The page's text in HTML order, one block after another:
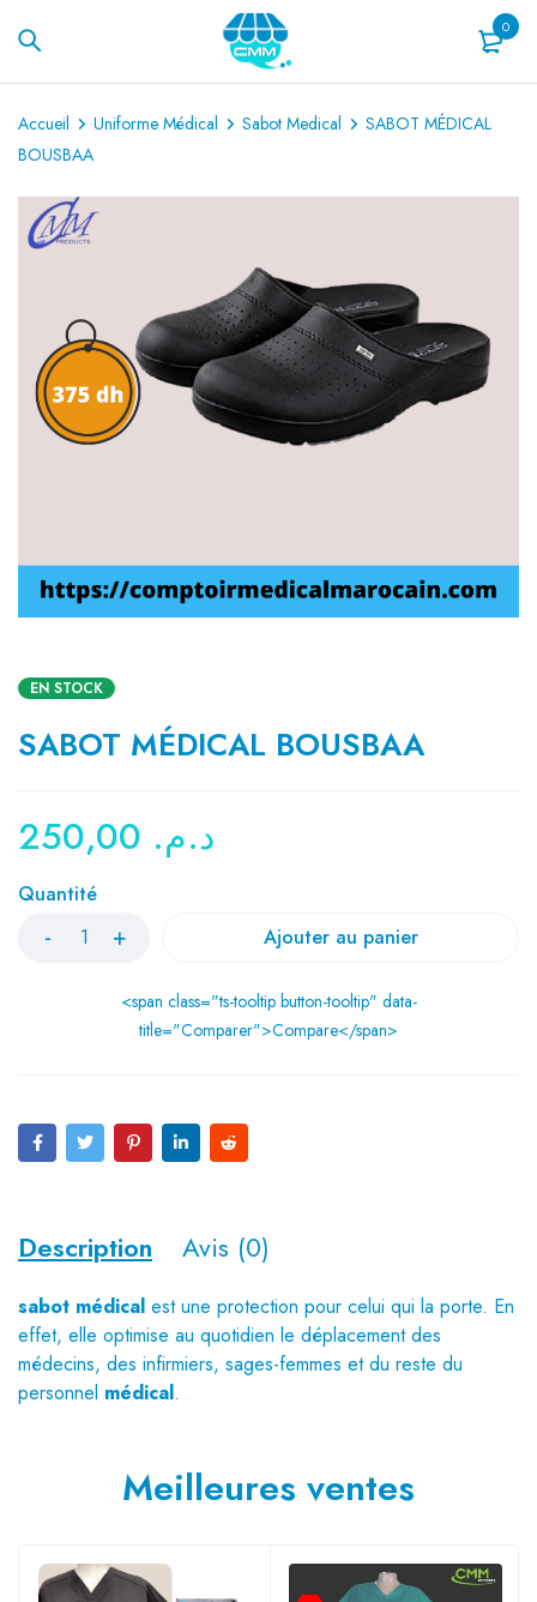
0
Accueil Uniforme Médical Sabot Medical
SABOT MÉDICAL
BOUSBAA
EN STOCK
SABOT MÉDICAL BOUSBAA
د.م.
Quantité
Ajouter au panier
<span class="ts-tooltip button-tooltip" data-
title="Comparer">Compare</span>
Description Avis (0)
sabot médical est une protection pour celui qui la porte. En
effet, elle optimise au quotidien le déplacement des
médecins, des infirmiers, sages-femmes et du reste du
personnel médical.
Meilleures ventes